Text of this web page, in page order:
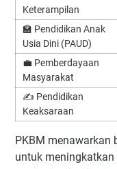
Keterampilan
🏫 Pendidikan Anak
Usia Dini (PAUD)
💼 Pemberdayaan
Masyarakat
✍️ Pendidikan
Keaksaraan
PKBM menawarkan
untuk